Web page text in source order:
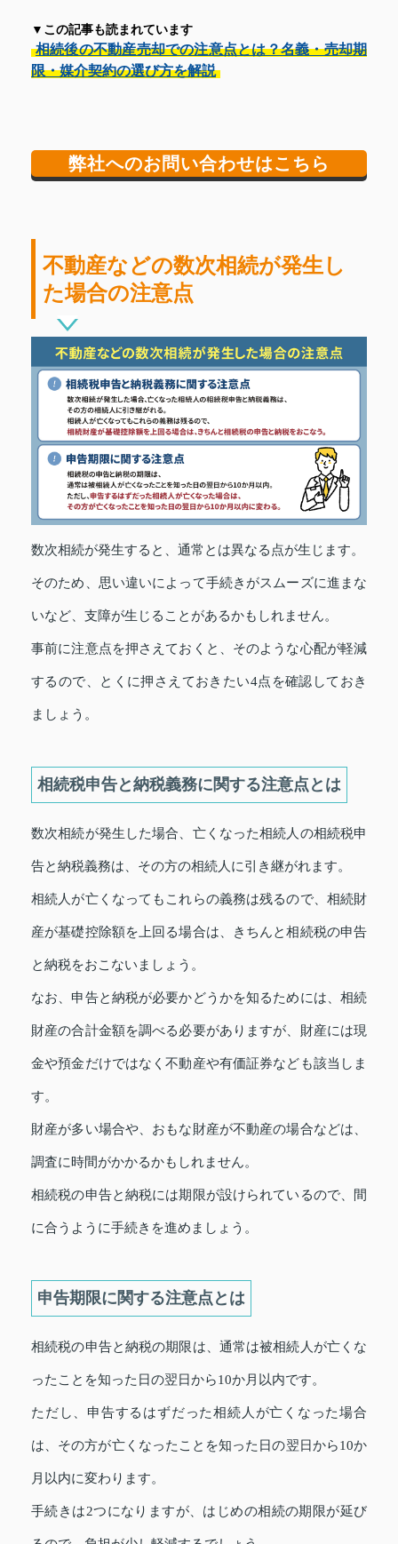
▼この記事も読まれています
相続後の不動産売却での注意点とは？名義・売却期
限・媒介契約の選び方を解説
弊社へのお問い合わせはこちら
不動産などの数次相続が発生し
た場合の注意点
数次相続が発生すると、通常とは異なる点が生じます。
そのため、思い違いによって手続きがスムーズに進まな
いなど、支障が生じることがあるかもしれません。
事前に注意点を押さえておくと、そのような心配が軽減
するので、とくに押さえておきたい4点を確認しておき
ましょう。
相続税申告と納税義務に関する注意点とは
数次相続が発生した場合、亡くなった相続人の相続税申
告と納税義務は、その方の相続人に引き継がれます。
相続人が亡くなってもこれらの義務は残るので、相続財
産が基礎控除額を上回る場合は、きちんと相続税の申告
と納税をおこないましょう。
なお、申告と納税が必要かどうかを知るためには、相続
財産の合計金額を調べる必要がありますが、財産には現
金や預金だけではなく不動産や有価証券なども該当しま
す。
財産が多い場合や、おもな財産が不動産の場合などは、
調査に時間がかかるかもしれません。
相続税の申告と納税には期限が設けられているので、間
に合うように手続きを進めましょう。
申告期限に関する注意点とは
相続税の申告と納税の期限は、通常は被相続人が亡くな
ったことを知った日の翌日から10か月以内です。
ただし、申告するはずだった相続人が亡くなった場合
は、その方が亡くなったことを知った日の翌日から10か
月以内に変わります。
手続きは2つになりますが、はじめの相続の期限が延び